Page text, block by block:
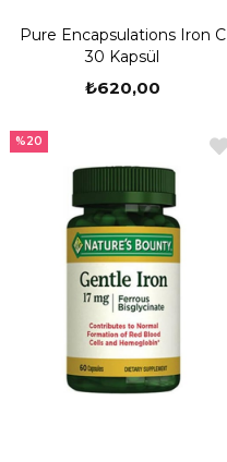
Pure Encapsulations Iron C
30 Kapsül
₺620,00
%20